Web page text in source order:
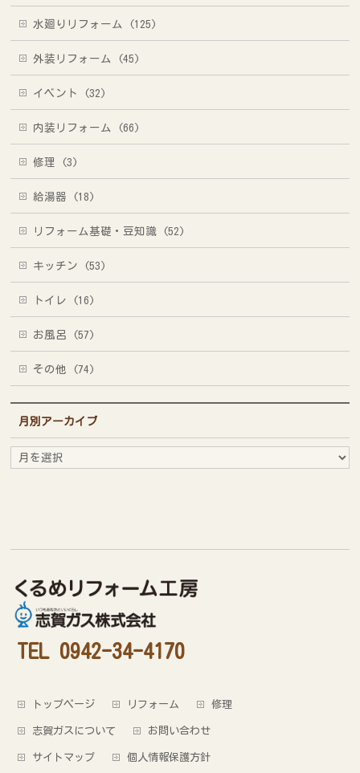
水廻りリフォーム (125)
外装リフォーム (45)
イベント (32)
内装リフォーム (66)
修理 (3)
給湯器 (18)
リフォーム基礎・豆知識 (52)
キッチン (53)
トイレ (16)
お風呂 (57)
その他 (74)
月別アーカイブ
月
別
TEL 0942-34-4170
トップページ リフォーム 修理
志賀ガスについて お問い合わせ
サイトマップ 個人情報保護方針